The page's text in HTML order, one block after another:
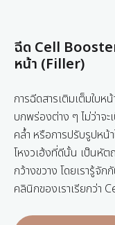
ฉีด Cell
หน้า (Filler)
การฉีดสารเติมเต็มใบ
บกพร่องต่าง ๆ ไม่ว่าจ
คล้ำ หรือการปรับรูปหน้
โหงวเฮ้งที่ดีนั้น เป็นหัต
กว้างขวาง โดยเรารู้จั
คลินิกของเราเรียกว่า